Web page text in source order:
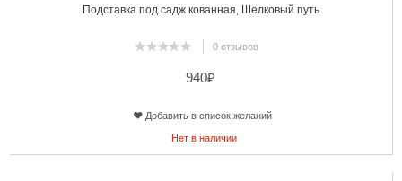
Подставка под садж кованная, Шелковый путь
0 отзывов
940₽
Добавить в список желаний
Нет в наличии